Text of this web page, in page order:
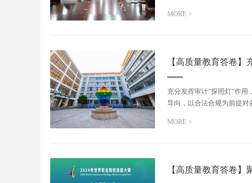
MORE >
【高质量教育答卷
充分发挥审计“探照灯”作
导向，以合法合规为前提
MORE >
【高质量教育答卷